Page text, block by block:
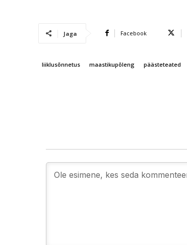
Jaga Facebook
liiklusõnnetus maastikupõleng päästeteated